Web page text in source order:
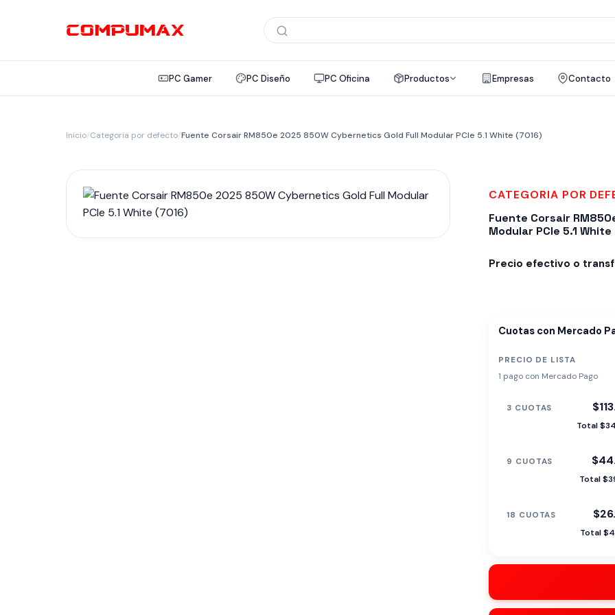
Búsqueda
de
productos
PC Gamer PC Diseño PC Oficina Productos Empresas Contacto
Inicio/Categoria por defecto/Fuente Corsair RM850e 2025 850W Cybernetics Gold Full Modular PCIe 5.1 White (7016)
CATEGORIA POR
Fuente Corsair
Modular PCIe 5.1
Precio efectivo o
Cuotas con Mercado
PRECIO DE LISTA
1 pago con Mercado Pago
3 CUOTAS
Total
9 CUOTAS
Total
18 CUOTAS
Total